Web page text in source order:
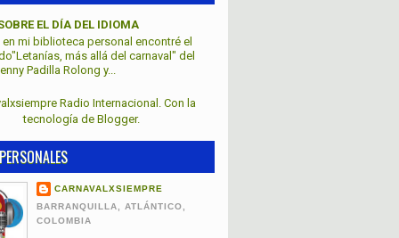
EL DÍA DEL IDIOMA
mi biblioteca personal encontré el
más allá del carnaval" del
Padilla Rolong y...
Radio Internacional. Con la
tecnología de Blogger.
CARNAVALXSIEMPRE
BARRANQUILLA, ATLÁNTICO,
COLOMBIA